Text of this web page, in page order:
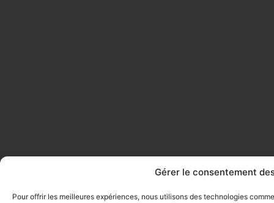
Gérer le consentement
Pour offrir les meilleures expériences, nous utilisons des technologies